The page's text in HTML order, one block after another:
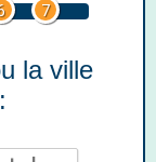
7
la ville